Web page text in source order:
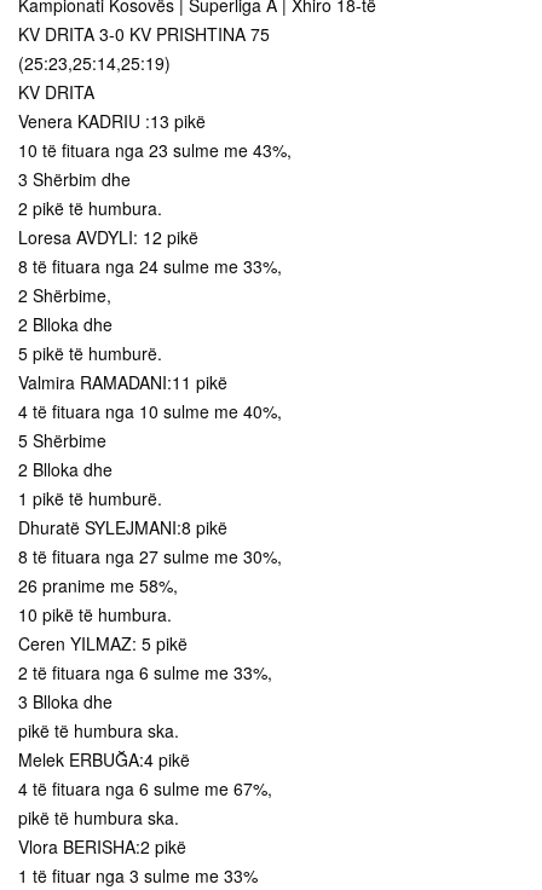
KV DRITA 3-0 KV PRISHTINA 75
(25:23,25:14,25:19)
KV DRITA
Venera KADRIU :13 pikë
10 të fituara nga 23 sulme me 43%,
3 Shërbim dhe
2 pikë të humbura.
Loresa AVDYLI: 12 pikë
8 të fituara nga 24 sulme me 33%,
2 Shërbime,
2 Blloka dhe
5 pikë të humburë.
Valmira RAMADANI:11 pikë
4 të fituara nga 10 sulme me 40%,
5 Shërbime
2 Blloka dhe
1 pikë të humburë.
Dhuratë SYLEJMANI:8 pikë
8 të fituara nga 27 sulme me 30%,
26 pranime me 58%,
10 pikë të humbura.
Ceren YILMAZ: 5 pikë
2 të fituara nga 6 sulme me 33%,
3 Blloka dhe
pikë të humbura ska.
Melek ERBUĞA:4 pikë
4 të fituara nga 6 sulme me 67%,
pikë të humbura ska.
Vlora BERISHA:2 pikë
1 të fituar nga 3 sulme me 33%